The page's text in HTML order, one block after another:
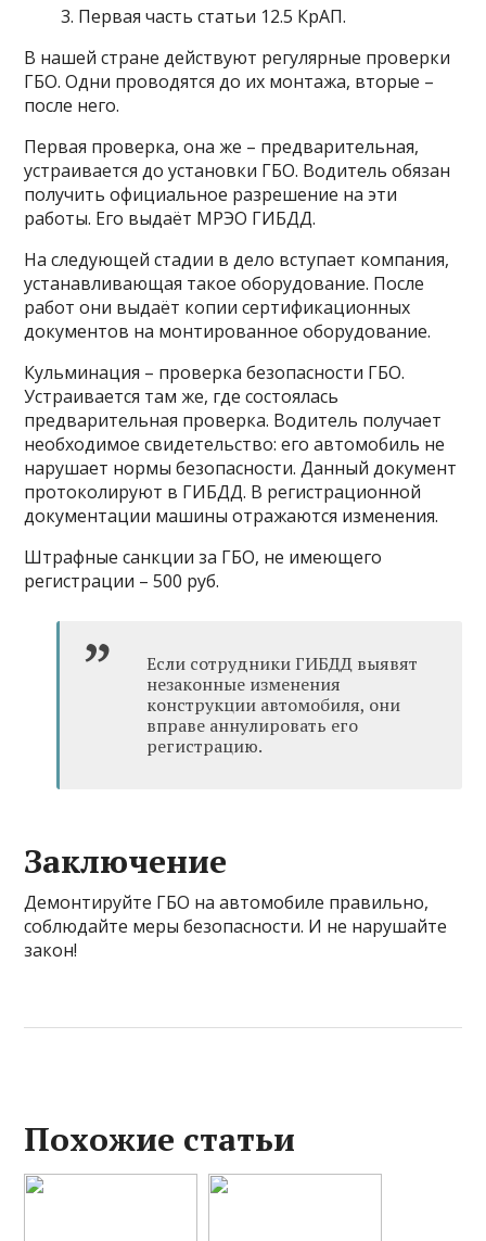
Первая часть статьи 12.5 КрАП.
В нашей стране действуют регулярные проверки
ГБО. Одни проводятся до их монтажа, вторые –
после него.
Первая проверка, она же – предварительная,
устраивается до установки ГБО. Водитель обязан
получить официальное разрешение на эти
работы. Его выдаёт МРЭО ГИБДД.
На следующей стадии в дело вступает компания,
устанавливающая такое оборудование. После
работ они выдаёт копии сертификационных
документов на монтированное оборудование.
Кульминация – проверка безопасности ГБО.
Устраивается там же, где состоялась
предварительная проверка. Водитель получает
необходимое свидетельство: его автомобиль не
нарушает нормы безопасности. Данный документ
протоколируют в ГИБДД. В регистрационной
документации машины отражаются изменения.
Штрафные санкции за ГБО, не имеющего
регистрации – 500 руб.
Если сотрудники ГИБДД выявят
незаконные изменения
конструкции автомобиля, они
вправе аннулировать его
регистрацию.
Заключение
Демонтируйте ГБО на автомобиле правильно,
соблюдайте меры безопасности. И не нарушайте
закон!
Похожие статьи